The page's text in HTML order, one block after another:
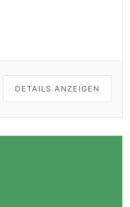
DETAILS ANZEIGEN